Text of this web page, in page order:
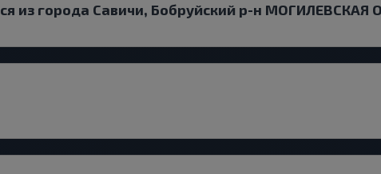
из города Савичи, Бобруйский р-н МОГИЛЕВСКАЯ